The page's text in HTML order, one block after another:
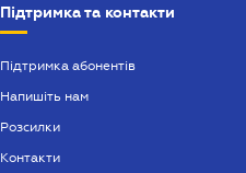
Підтримка та контакти
Підтримка абонентів
Напишіть нам
Розсилки
Контакти